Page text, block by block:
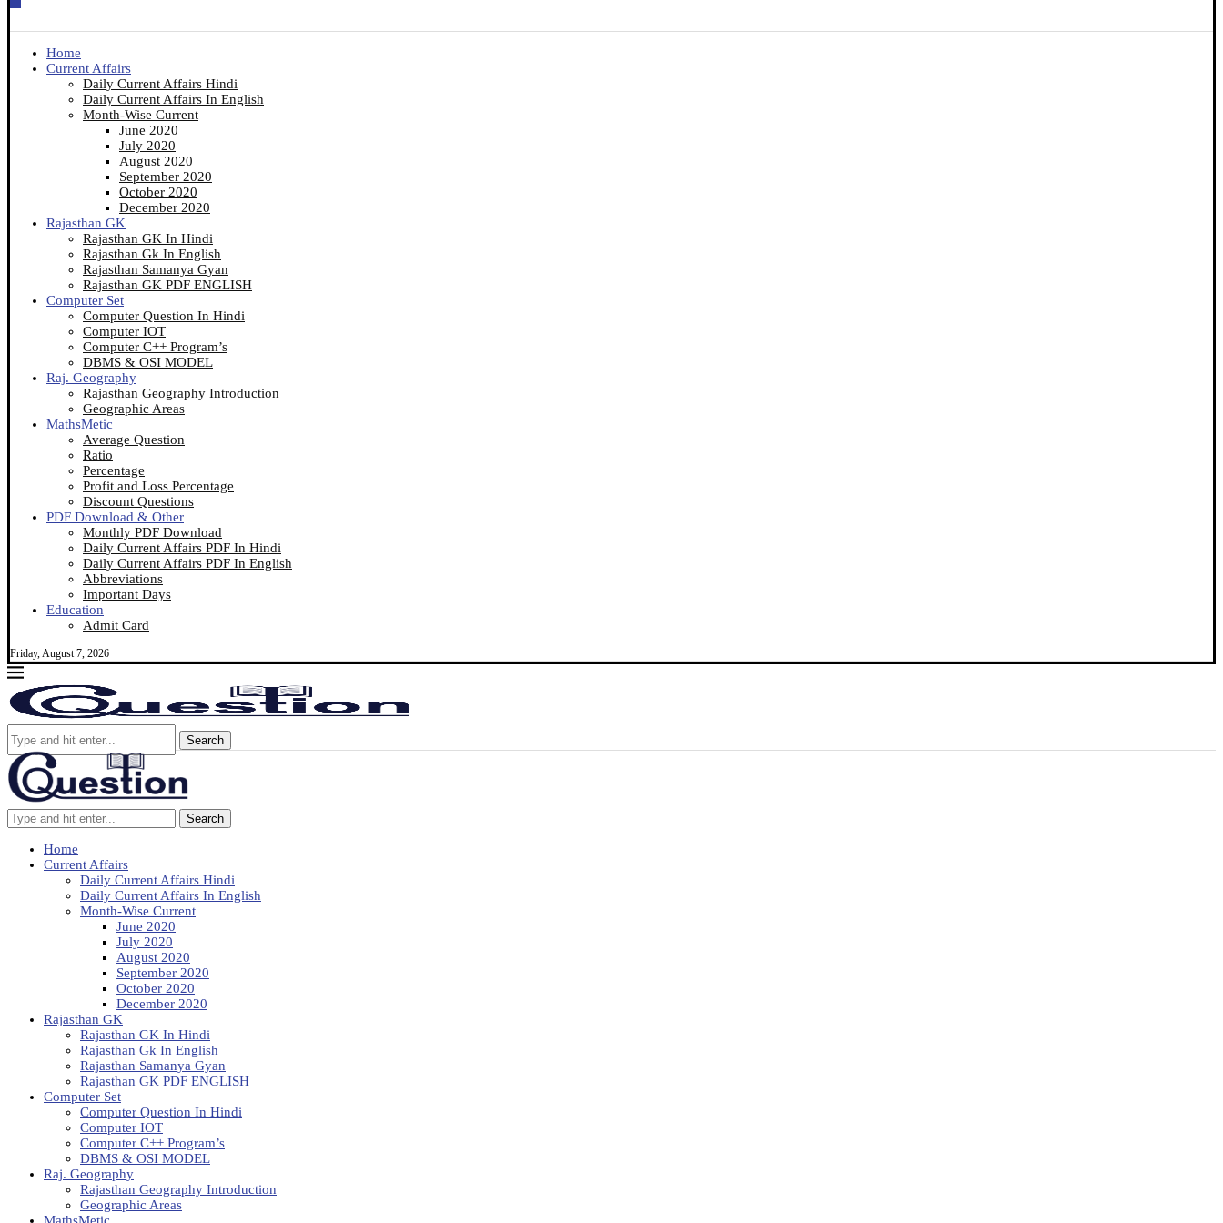
Home
Current Affairs
Daily Current Affairs Hindi
Daily Current Affairs In English
Month-Wise Current
June 2020
July 2020
August 2020
September 2020
October 2020
December 2020
Rajasthan GK
Rajasthan GK In Hindi
Rajasthan Gk In English
Rajasthan Samanya Gyan
Rajasthan GK PDF ENGLISH
Computer Set
Computer Question In Hindi
Computer IOT
Computer C++ Program’s
DBMS & OSI MODEL
Raj. Geography
Rajasthan Geography Introduction
Geographic Areas
MathsMetic
Average Question
Ratio
Percentage
Profit and Loss Percentage
Discount Questions
PDF Download & Other
Monthly PDF Download
Daily Current Affairs PDF In Hindi
Daily Current Affairs PDF In English
Abbreviations
Important Days
Education
Admit Card
Friday, August 7, 2026
Search
Search
Home
Current Affairs
Daily Current Affairs Hindi
Daily Current Affairs In English
Month-Wise Current
June 2020
July 2020
August 2020
September 2020
October 2020
December 2020
Rajasthan GK
Rajasthan GK In Hindi
Rajasthan Gk In English
Rajasthan Samanya Gyan
Rajasthan GK PDF ENGLISH
Computer Set
Computer Question In Hindi
Computer IOT
Computer C++ Program’s
DBMS & OSI MODEL
Raj. Geography
Rajasthan Geography Introduction
Geographic Areas